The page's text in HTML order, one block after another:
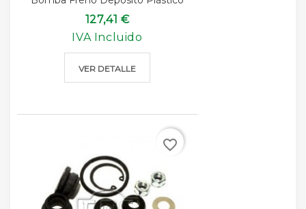
127,41 €
IVA Incluido
VER DETALLE
favorite_border